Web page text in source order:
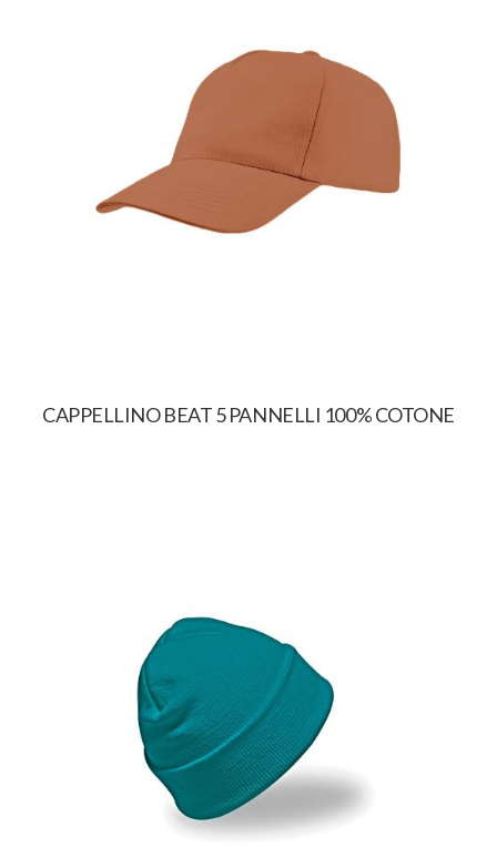
CAPPELLINO BEAT 5 PANNELLI 100% COTONE